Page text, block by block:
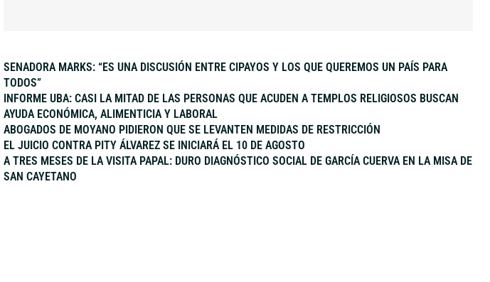
SENADORA MARKS: “ES UNA DISCUSIÓN ENTRE CIPAYOS Y LOS QUE QUEREMOS UN PAÍS PARA
TODOS”
INFORME UBA: CASI LA MITAD DE LAS PERSONAS QUE ACUDEN A TEMPLOS RELIGIOSOS BUSCAN
AYUDA ECONÓMICA, ALIMENTICIA Y LABORAL
ABOGADOS DE MOYANO PIDIERON QUE SE LEVANTEN MEDIDAS DE RESTRICCIÓN
EL JUICIO CONTRA PITY ÁLVAREZ SE INICIARÁ EL 10 DE AGOSTO
A TRES MESES DE LA VISITA PAPAL: DURO DIAGNÓSTICO SOCIAL DE GARCÍA CUERVA EN LA MISA DE
SAN CAYETANO